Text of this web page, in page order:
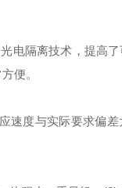
电隔离技术，提高
便。
速度与实际要求偏